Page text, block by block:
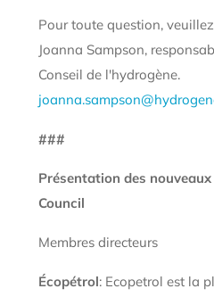
Pour toute question,
Joanna Sampson,
Conseil de l'hydrogène.
###
Présentation des
Council
Membres directeurs
Écopétrol: Ecopetrol est la